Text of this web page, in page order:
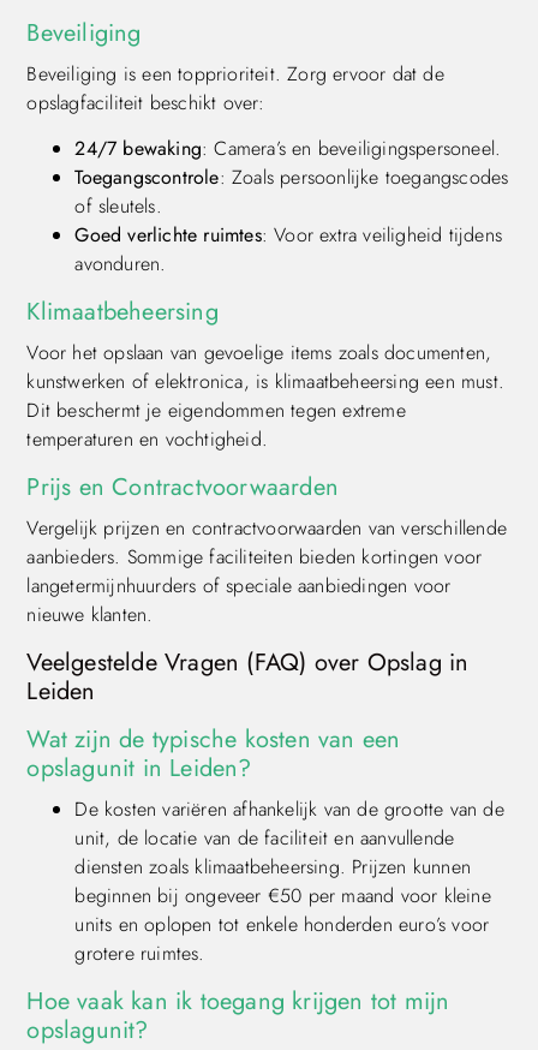
Beveiliging
Beveiliging is een topprioriteit. Zorg ervoor dat de
opslagfaciliteit beschikt over:
24/7 bewaking: Camera’s en beveiligingspersoneel.
Toegangscontrole: Zoals persoonlijke toegangscodes
of sleutels.
Goed verlichte ruimtes: Voor extra veiligheid tijdens
avonduren.
Klimaatbeheersing
Voor het opslaan van gevoelige items zoals documenten,
kunstwerken of elektronica, is klimaatbeheersing een must.
Dit beschermt je eigendommen tegen extreme
temperaturen en vochtigheid.
Prijs en Contractvoorwaarden
Vergelijk prijzen en contractvoorwaarden van verschillende
aanbieders. Sommige faciliteiten bieden kortingen voor
langetermijnhuurders of speciale aanbiedingen voor
nieuwe klanten.
Veelgestelde Vragen (FAQ) over Opslag in
Leiden
Wat zijn de typische kosten van een
opslagunit in Leiden?
De kosten variëren afhankelijk van de grootte van de
unit, de locatie van de faciliteit en aanvullende
diensten zoals klimaatbeheersing. Prijzen kunnen
beginnen bij ongeveer €50 per maand voor kleine
units en oplopen tot enkele honderden euro’s voor
grotere ruimtes.
Hoe vaak kan ik toegang krijgen tot mijn
opslagunit?